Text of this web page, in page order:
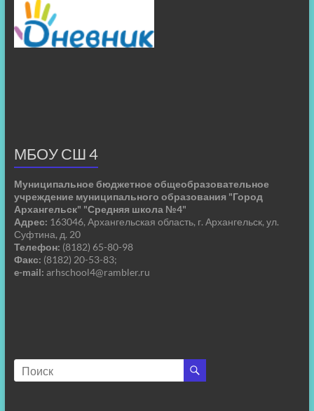
МБОУ СШ 4
Муниципальное бюджетное общеобразовательное
учреждение муниципального образования "Город
Архангельск" "Средняя школа №4"
Адрес: 163046, Архангельская область, г. Архангельск, ул.
Суфтина, д. 20
Телефон: (8182) 65-80-98
Факс: (8182) 20-53-83;
e-mail: arhschool4@rambler.ru